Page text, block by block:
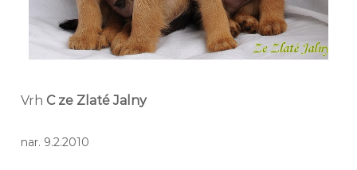
Vrh C ze Zlaté Jalny
nar. 9.2.2010